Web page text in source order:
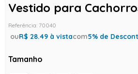
Vestido para
Referência: 70040
ouR$ 28.49 à vistacom5% de
Tamanho